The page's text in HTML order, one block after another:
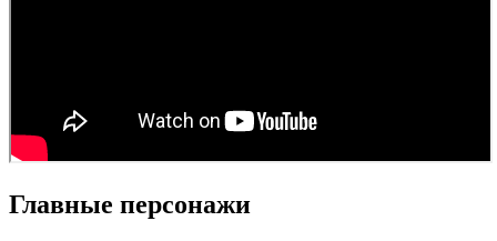
Главные персонажи